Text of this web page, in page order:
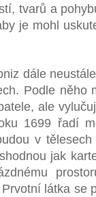
tvarů a
je mohl
dále
Podle něho
ale
1699 řadí
v
jak
látka se